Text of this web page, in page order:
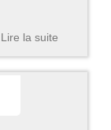
Lire la suite